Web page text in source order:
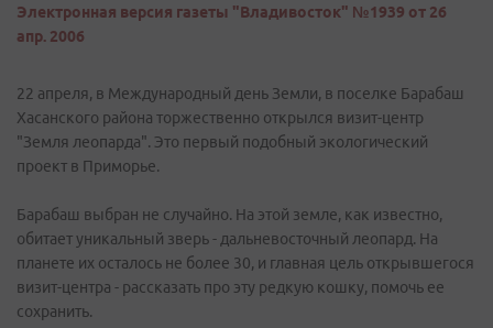
Электронная версия газеты "Владивосток" №1939 от 26
апр. 2006
22 апреля, в Международный день Земли, в поселке Барабаш
Хасанского района торжественно открылся визит-центр
"Земля леопарда". Это первый подобный экологический
проект в Приморье.
Барабаш выбран не случайно. На этой земле, как известно,
обитает уникальный зверь - дальневосточный леопард. На
планете их осталось не более 30, и главная цель открывшегося
визит-центра - рассказать про эту редкую кошку, помочь ее
сохранить.